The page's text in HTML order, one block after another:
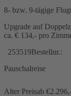
8- bzw. 9-tägige
Upgrade auf
ca. € 134,- pro
253519Bestellnr.:
Pauschalreise
Alter Preisab €